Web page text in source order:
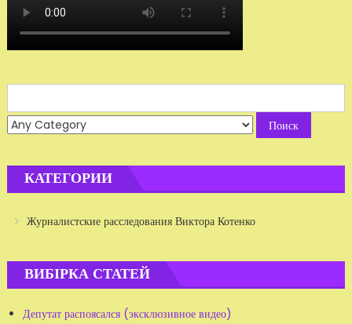
for:
КАТЕГОРИИ
Журналистские расследования Виктора Котенко
ВИБІРКА СТАТЕЙ
Депутат распоясался (эксклюзивное видео)